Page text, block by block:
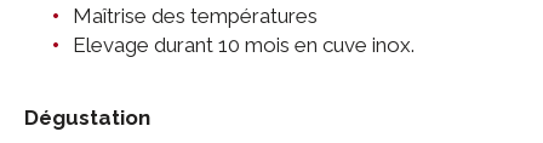
Maîtrise des températures
Elevage durant 10 mois en cuve inox.
Dégustation